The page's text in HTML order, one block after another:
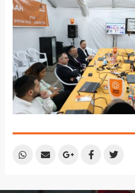
Share
Share
Share
Share
Share